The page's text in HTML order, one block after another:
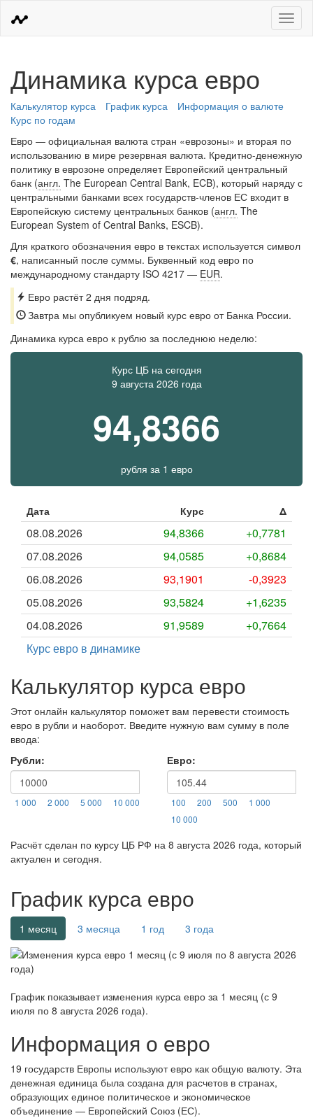
Меню
Динамика курса евро
Калькулятор курса График курса
Информация о валюте
Курс по годам
Евро — официальная валюта стран «еврозоны» и вторая по
использованию в мире резервная валюта. Кредитно-денежную
политику в еврозоне определяет Европейский центральный
банк (англ. The European Central Bank, ECB), который наряду с
центральными банками всех государств-членов ЕС входит в
Европейскую систему центральных банков (англ. The
European System of Central Banks, ESCB).
Для краткого обозначения евро в текстах используется символ
€, написанный после суммы. Буквенный код евро по
международному стандарту ISO 4217 — EUR.
Евро растёт 2 дня подряд.
Завтра мы опубликуем новый курс евро от Банка России.
Динамика курса евро к рублю за последнюю неделю:
Курс ЦБ на сегодня
9 августа 2026 года
94,8366
рубля за 1 евро
Дата Курс Δ
08.08.2026 94,8366
+0,7781
07.08.2026
94,0585
+0,8684
06.08.2026
93,1901
-0,3923
05.08.2026
93,5824
+1,6235
04.08.2026
91,9589
+0,7664
Курс евро в динамике
Калькулятор курса евро
Этот онлайн калькулятор поможет вам перевести стоимость
евро в рубли и наоборот. Введите нужную вам сумму в поле
ввода:
Рубли:
1 000 2 000 5 000 10 000
Евро:
100 200 500
1 000
10 000
Расчёт сделан по курсу ЦБ РФ на 8 августа 2026 года, который
актуален и сегодня.
График курса евро
1 месяц 3 месяца 1 год 3 года
График показывает изменения курса евро за 1 месяц (с 9
июля по 8 августа 2026 года).
Информация о евро
19 государств Европы используют евро как общую валюту. Эта
денежная единица была создана для расчетов в странах,
образующих единое политическое и экономическое
объединение — Европейский Союз (ЕС).